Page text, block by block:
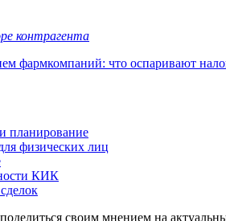
контрагента
фармкомпаний: что оспаривают
планирование
физических лиц
КИК
своим мнением на